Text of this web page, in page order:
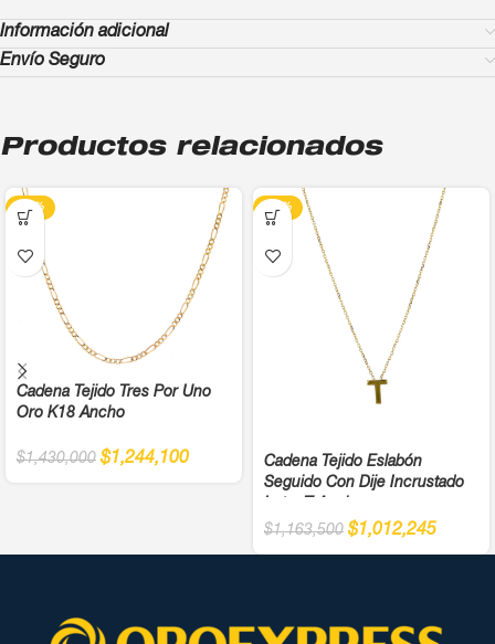
Información adicional
Envío Seguro
Productos relacionados
-13%
Cadena Tejido Tres Por Uno
Oro K18 Ancho
$1,430,000 $1,244,100
-13%
Cadena Tejido Eslabón
Seguido Con Dije Incrustado
$1,163,500 $1,012,245